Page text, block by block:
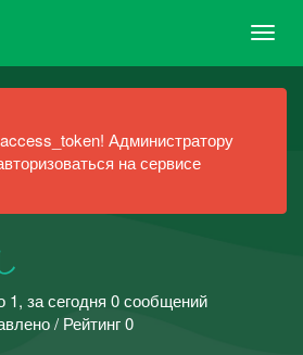
Администратору
на сервисе
1, за сегодня 0 сообщений
/ Рейтинг 0